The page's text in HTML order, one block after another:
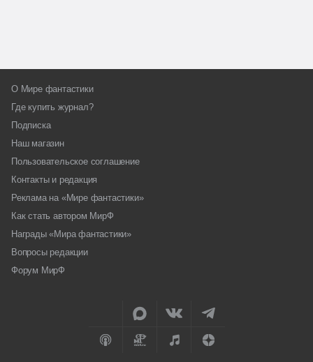
О Мире фантастики
Где купить журнал?
Подписка
Наш магазин
Пользовательское соглашение
Контакты и редакция
Реклама на «Мире фантастики»
Как стать автором МирФ
Награды «Мира фантастики»
Вопросы редакции
Форум МирФ